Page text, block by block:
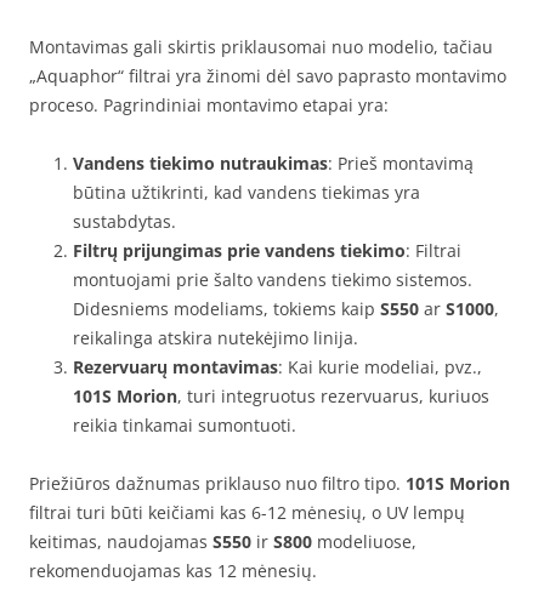
Montavimas gali skirtis priklausomai nuo modelio, tačiau
„Aquaphor“ filtrai yra žinomi dėl savo paprasto montavimo
proceso. Pagrindiniai montavimo etapai yra:
Vandens tiekimo nutraukimas: Prieš montavimą
būtina užtikrinti, kad vandens tiekimas yra
sustabdytas.
Filtrų prijungimas prie vandens tiekimo: Filtrai
montuojami prie šalto vandens tiekimo sistemos.
Didesniems modeliams, tokiems kaip S550 ar S1000,
reikalinga atskira nutekėjimo linija.
Rezervuarų montavimas: Kai kurie modeliai, pvz.,
101S Morion, turi integruotus rezervuarus, kuriuos
reikia tinkamai sumontuoti.
Priežiūros dažnumas priklauso nuo filtro tipo. 101S Morion
filtrai turi būti keičiami kas 6-12 mėnesių, o UV lempų
keitimas, naudojamas S550 ir S800 modeliuose,
rekomenduojamas kas 12 mėnesių.